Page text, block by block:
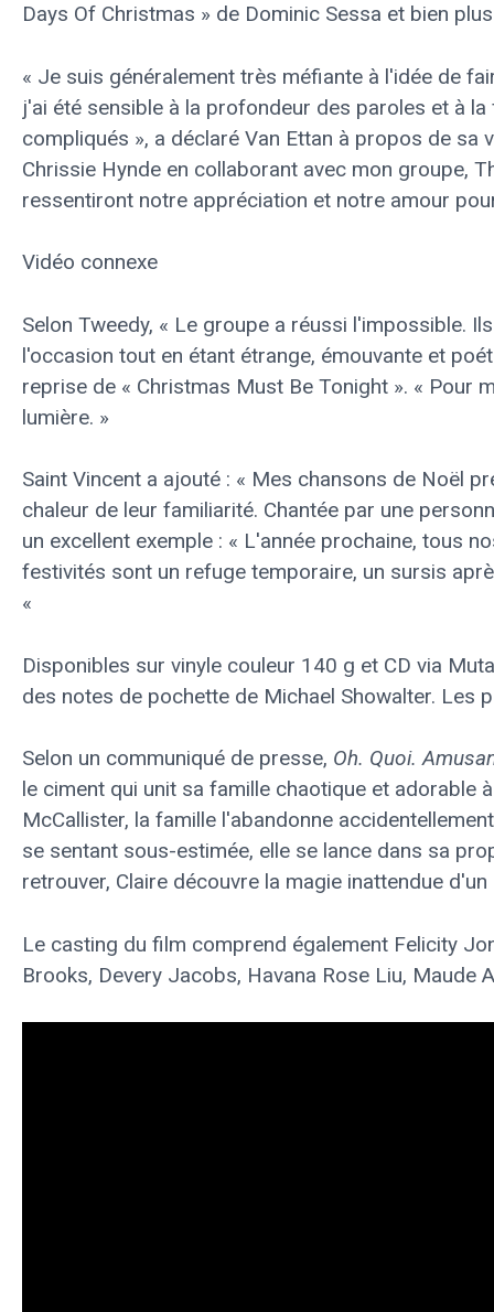
Days Of Christmas » de Dominic Sessa et bien
« Je suis généralement très méfiante à l'idée de
j'ai été sensible à la profondeur des paroles et à
compliqués », a déclaré Van Ettan à propos de
Chrissie Hynde en collaborant avec mon groupe,
ressentiront notre appréciation et notre amour
Vidéo connexe
Selon Tweedy, « Le groupe a réussi l'impossible.
l'occasion tout en étant étrange, émouvante et
reprise de « Christmas Must Be Tonight ». « Pour
lumière. »
Saint Vincent a ajouté : « Mes chansons de Noël
chaleur de leur familiarité. Chantée par une
un excellent exemple : « L'année prochaine, tous
festivités sont un refuge temporaire, un sursis
«
Disponibles sur vinyle couleur 140 g et CD via
des notes de pochette de Michael Showalter. Les
Selon un communiqué de presse, Oh. Quoi.
le ciment qui unit sa famille chaotique et adorable
McCallister, la famille l'abandonne
se sentant sous-estimée, elle se lance dans sa
retrouver, Claire découvre la magie inattendue
Le casting du film comprend également Felicity
Brooks, Devery Jacobs, Havana Rose Liu, Maude